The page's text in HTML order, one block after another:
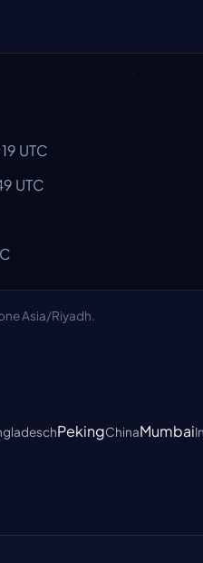
UTC
UTC
Asia/Riyadh.
PekingChinaMumbai